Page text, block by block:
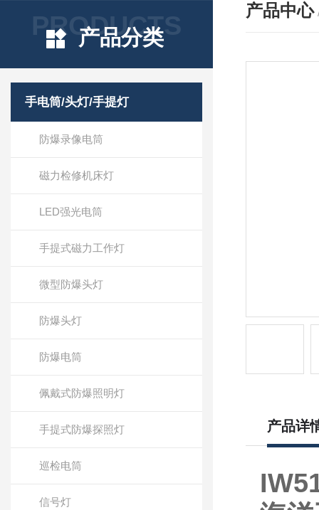
PRODUCTS
产品分类
手电筒/头灯/手提灯
防爆录像电筒
磁力检修机床灯
LED强光电筒
手提式磁力工作灯
微型防爆头灯
防爆头灯
防爆电筒
佩戴式防爆照明灯
手提式防爆探照灯
巡检电筒
信号灯
产品中心
产品详
IW5